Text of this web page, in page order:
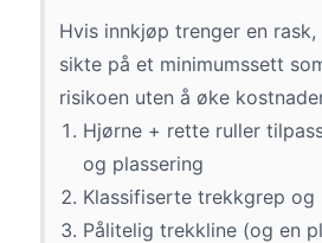
Hvis innkjøp trenger en
sikte på et minimumssett
risikoen uten å øke
Hjørne + rette ruller
og plassering
Klassifiserte trekkgrep og
Pålitelig trekkline (og en